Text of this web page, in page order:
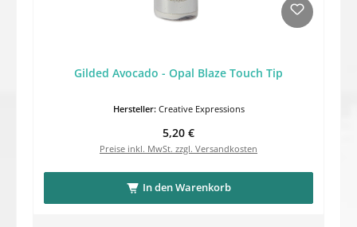
Gilded Avocado - Opal Blaze Touch Tip
Hersteller: Creative Expressions
Regulärer Preis:
5,20 €
Preise inkl. MwSt. zzgl. Versandkosten
In den Warenkorb